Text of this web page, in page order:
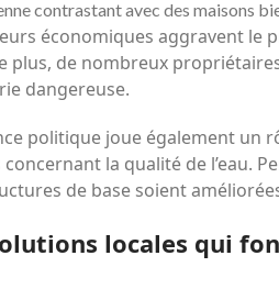
contrastant avec des maisons
économiques aggravent le
plus, de nombreux
dangereuse.
politique joue également un
la qualité de l’eau.
de base soient
locales qui